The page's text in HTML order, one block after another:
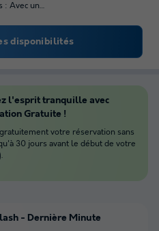
: Avec un…
disponibilités
l'esprit tranquille avec
Gratuite !
votre réservation sans
30 jours avant le début de votre
- Dernière Minute